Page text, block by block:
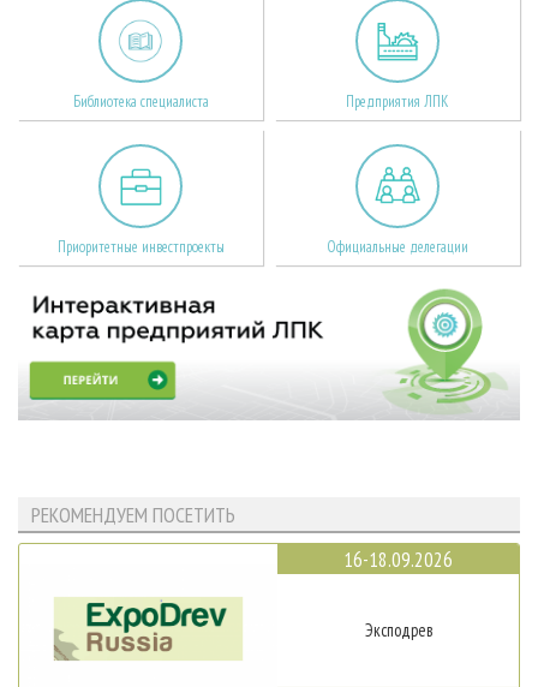
Библиотека специалиста Предприятия ЛПК
Приоритетные инвестпроекты Официальные делегации
РЕКОМЕНДУЕМ ПОСЕТИТЬ
16-18.09.2026
Эксподрев